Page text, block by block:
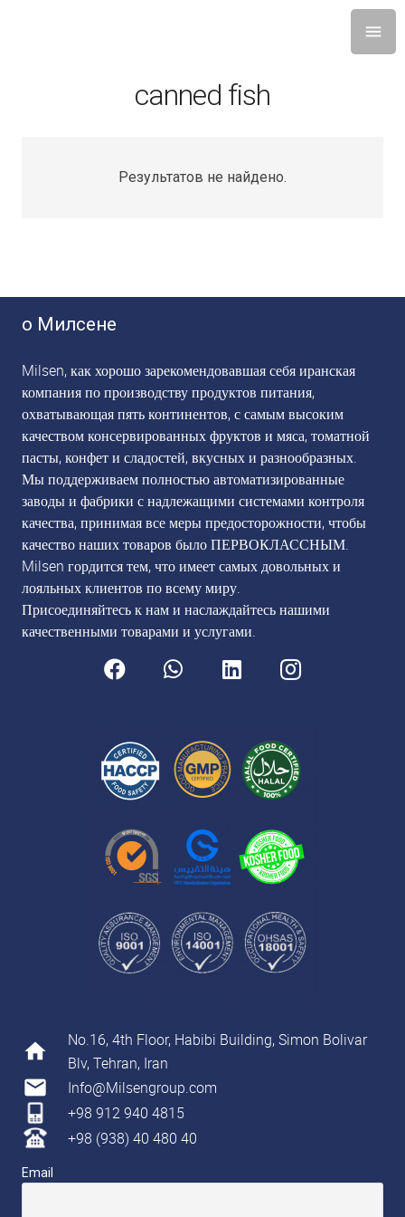
canned fish
Результатов не найдено.
о Милсене
Milsen, как хорошо зарекомендовавшая себя иранская
компания по производству продуктов питания,
охватывающая пять континентов, с самым высоким
качеством консервированных фруктов и мяса, томатной
пасты, конфет и сладостей, вкусных и разнообразных.
Мы поддерживаем полностью автоматизированные
заводы и фабрики с надлежащими системами контроля
качества, принимая все меры предосторожности, чтобы
качество наших товаров было ПЕРВОКЛАССНЫМ.
Milsen гордится тем, что имеет самых довольных и
лояльных клиентов по всему миру.
Присоединяйтесь к нам и наслаждайтесь нашими
качественными товарами и услугами.
home
No.16, 4th Floor, Habibi Building, Simon Bolivar
Blv, Tehran, Iran
mail
Info@Milsengroup.com
+98 912 940 4815
+98 (938) 40 480 40
Email